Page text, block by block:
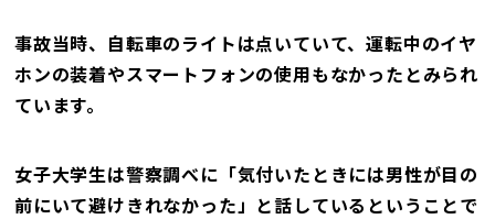
事故当時、自転車のライトは点いていて、運転中のイヤ
ホンの装着やスマートフォンの使用もなかったとみられ
ています。
女子大学生は警察調べに「気付いたときには男性が目の
前にいて避けきれなかった」と話しているということで